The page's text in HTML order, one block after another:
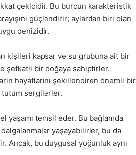
çekicidir. Bu burcun karakteristik
güçlendirir; aylardan biri olan
denizidir.
kişileri kapsar ve su grubuna ait bir
şefkatli bir doğaya sahiptirler.
hayatlarını şekillendiren önemli bir
tutum sergilerler.
yaşamı temsil eder. Bu bağlamda
yaşayabilirler, bu da
Ancak, bu duygusal yoğunluk aynı